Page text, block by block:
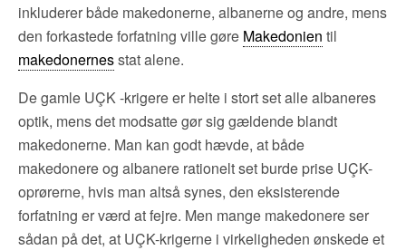
inkluderer både makedonerne, albanerne og andre, mens
den forkastede forfatning ville gøre Makedonien til
makedonernesstat alene.
De gamle UÇK -krigere er helte i stort set alle albaneres
optik, mens det modsatte gør sig gældende blandt
makedonerne. Man kan godt hævde, at både
makedonere og albanere rationelt set burde prise UÇK-
oprørerne, hvis man altså synes, den eksisterende
forfatning er værd at fejre. Men mange makedonere ser
sådan på det, at UÇK-krigerne i virkeligheden ønskede et